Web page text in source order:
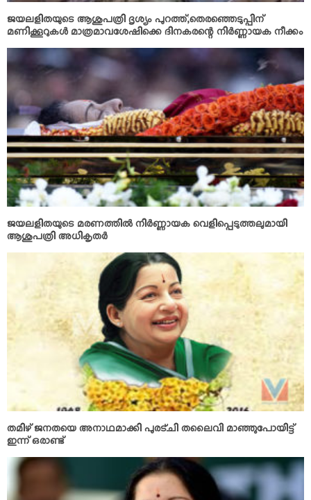
ജയലളിതയുടെ ആശുപത്രി ദൃശ്യം പുറത്ത്;തെരഞ്ഞെടുപ്പിന്
മണിക്കൂറുകള്‍ മാത്രമാവശേഷിക്കെ ദിനകരന്റെ നിര്‍ണ്ണായക നീക്കം
ജയലളിതയുടെ മരണത്തില്‍ നിര്‍ണ്ണായക വെളിപ്പെടുത്തലുമായി
ആശുപത്രി അധികൃതര്‍
തമിഴ് ജനതയെ അനാഥമാക്കി പുരട്ചി തലൈവി മാഞ്ഞുപോയിട്ട്
ഇന്ന് ഒരാണ്ട്